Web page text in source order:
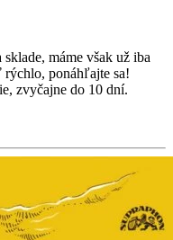
máme však už iba
rýchlo, ponáhľajte sa!
zvyčajne do 10 dní.